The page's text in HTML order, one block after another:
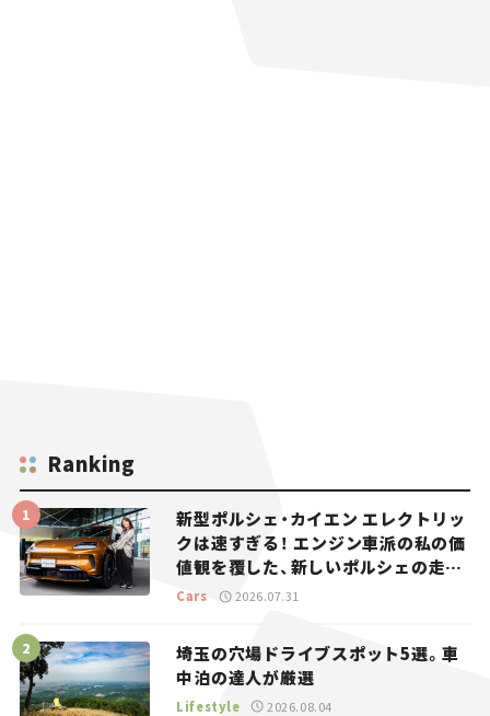
Ranking
新型ポルシェ・カイエン エレクトリッ
クは速すぎる！ エンジン車派の私の価
値観を覆した、新しいポルシェの走
り。
Cars 2026.07.31
埼玉の穴場ドライブスポット5選。車
中泊の達人が厳選
Lifestyle 2026.08.04